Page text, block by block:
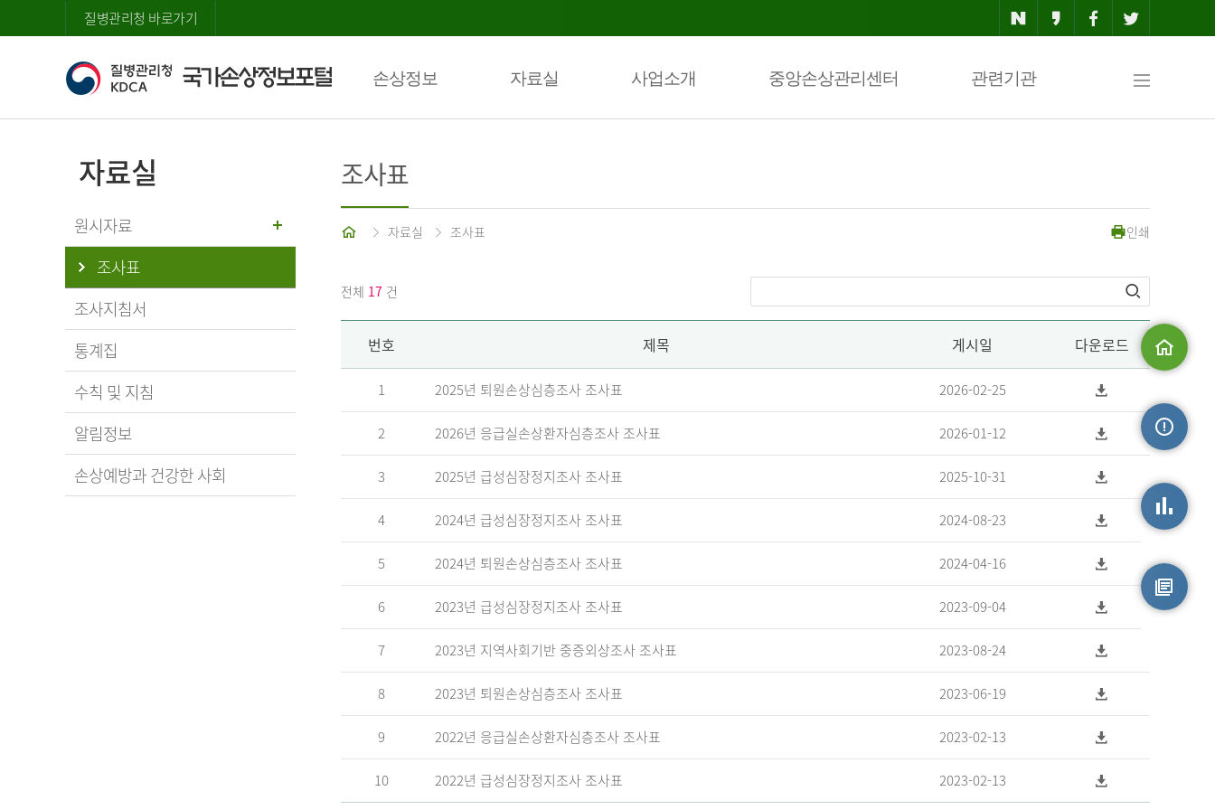
질병관리청 바로가기
손상정보 자료실 사업소개 중앙손상관리센터 관련기관
맵
자료실
원시자료
조사표
조사지침서
통계집
수칙 및 지침
알림정보
손상예방과 건강한 사회
조사표
홈 자료실 조사표 인쇄
전체 17 건
번호 제목 게시일 다운로드
1 2025년 퇴원손상심층조사 조사표 2026-02-25
2 2026년 응급실손상환자심층조사 조사표 2026-01-12
3 2025년 급성심장정지조사 조사표 2025-10-31
4 2024년 급성심장정지조사 조사표 2024-08-23
5 2024년 퇴원손상심층조사 조사표 2024-04-16
6 2023년 급성심장정지조사 조사표 2023-09-04
7 2023년 지역사회기반 중증외상조사 조사표 2023-08-24
8 2023년 퇴원손상심층조사 조사표 2023-06-19
9 2022년 응급실손상환자심층조사 조사표 2023-02-13
10 2022년 급성심장정지조사 조사표 2023-02-13